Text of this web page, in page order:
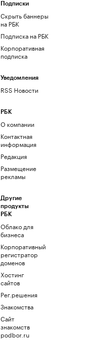
Подписки
Скрыть баннеры
на РБК
Подписка на РБК
Корпоративная
подписка
Уведомления
RSS Новости
РБК
О компании
Контактная
информация
Редакция
Размещение
рекламы
Другие
продукты
РБК
Облако для
бизнеса
Корпоративный
регистратор
доменов
Хостинг
сайтов
Рег.решения
Знакомства
Сайт
знакомств
podbor.ru